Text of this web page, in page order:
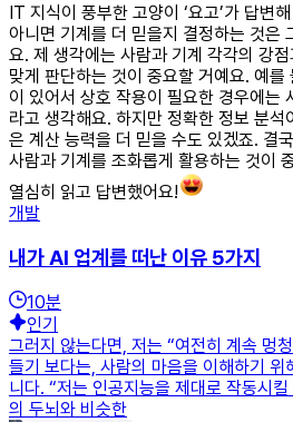
IT 지식이 풍부한 고양이 ‘요고’가 답변
아니면 기계를 더 믿을지 결정하는 것은
요. 제 생각에는 사람과 기계 각각의 강
맞게 판단하는 것이 중요할 거예요. 예를
이 있어서 상호 작용이 필요한 경우에는
라고 생각해요. 하지만 정확한 정보 분
은 계산 능력을 더 믿을 수도 있겠죠. 결
사람과 기계를 조화롭게 활용하는 것이
열심히 읽고 답변했어요!
개발
내가 AI 업계를 떠난 이유 5가지
10분
인기
그러지 않는다면, 저는 “여전히 계속 멍
들기 보다는, 사람의 마음을 이해하기 위
니다. “저는 인공지능을 제대로 작동시
의 두뇌와 비슷한